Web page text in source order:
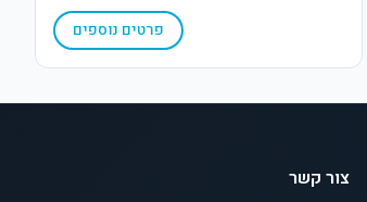
פרטים נוספים
צור קשר